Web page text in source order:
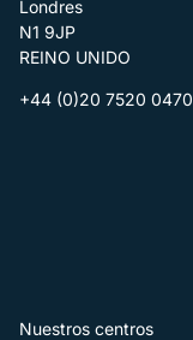
Londres
N1 9JP
REINO UNIDO
+44 (0)20 7520 0470
Nuestros centros